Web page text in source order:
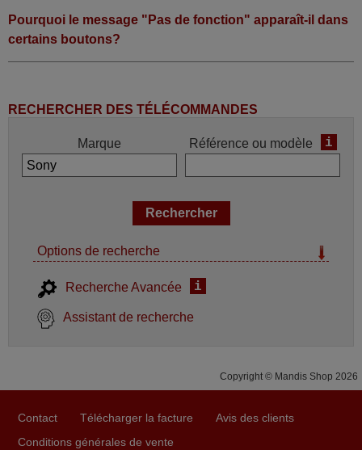
Pourquoi le message "Pas de fonction" apparaît-il dans
certains boutons?
RECHERCHER DES TÉLÉCOMMANDES
Marque Référence ou modèle i
Options de recherche
Recherche Avancée i
Assistant de recherche
Copyright © Mandis Shop 2026
Contact Télécharger la facture
Avis des clients
Conditions générales de vente